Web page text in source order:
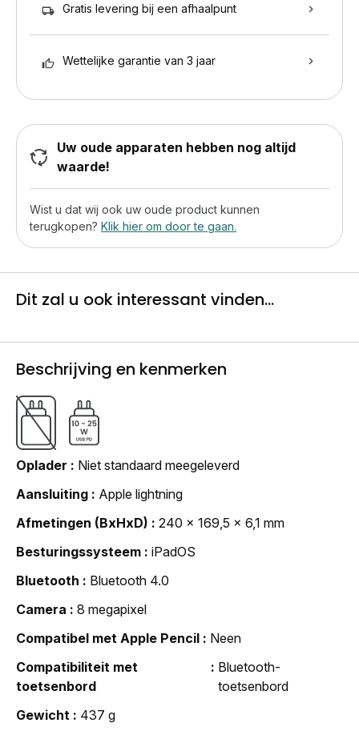
Gratis levering bij een afhaalpunt
Wettelijke garantie van 3 jaar
Uw oude apparaten hebben nog altijd
waarde!
Wist u dat wij ook uw oude product kunnen
terugkopen? Klik hier om door te gaan.
Dit zal u ook interessant vinden...
Beschrijving en kenmerken
Oplader
Niet standaard meegeleverd
Aansluiting
Apple lightning
Afmetingen (BxHxD)
240 x 169,5 x 6,1 mm
Besturingssysteem
iPadOS
Bluetooth
Bluetooth 4.0
Camera
8 megapixel
Compatibel met Apple Pencil
Neen
Compatibiliteit met
toetsenbord
Bluetooth-
toetsenbord
Gewicht
437 g